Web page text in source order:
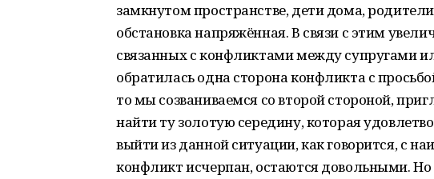
замкнутом пространстве, дети дома,
обстановка напряжённая. В связи с этим
связанных с конфликтами между супругами
обратилась одна сторона конфликта с
то мы созваниваемся со второй стороной,
найти ту золотую середину, которая
выйти из данной ситуации, как говорится, с
конфликт исчерпан, остаются довольными. Но